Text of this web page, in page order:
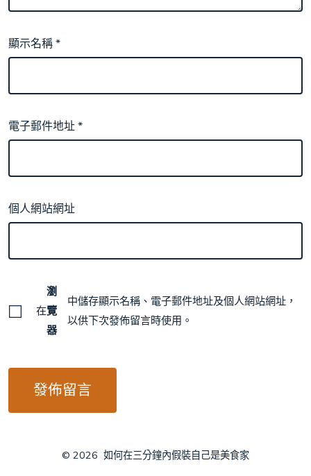
顯示名稱*
電子郵件地址*
個人網站網址
在
瀏
覽
器
中儲存顯示名稱、電子郵件地址及個人網站網址，
以供下次發佈留言時使用。
© 2026 如何在三分鐘內假裝自己是美食家